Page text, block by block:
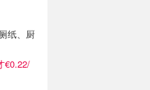
纸、厨
€0.22/